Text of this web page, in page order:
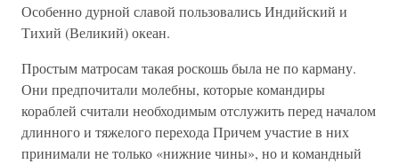
Особенно дурной славой пользовались Индийский и
Тихий (Великий) океан.
Простым матросам такая роскошь была не по карману.
Они предпочитали молебны, которые командиры
кораблей считали необходимым отслужить перед началом
длинного и тяжелого перехода Причем участие в них
принимали не только «нижние чины», но и командный